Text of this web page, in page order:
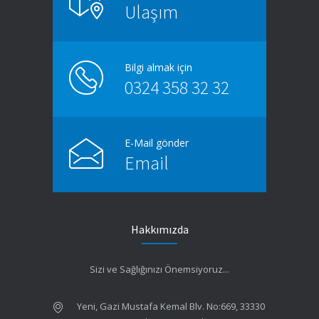
ATATÜRK’ün, aramızdan ayrılışının 85.
Yıldönümünde 21. yüzyılın büyük liderini anmak
10 KASIM 2023
14 Mart Tıp Bayramı Çelenk Törenine Katıldık
1 NİSAN COVID-19’da KAYBETTİĞİMİZ SAĞLIK
ÇALIŞANLARINI ANMA GÜNÜ
Önder Atatürk’ün huzuruna Çelenk koyma
14 NISAN 2023
Liman-İş Sendikası ile Sağlık Anlaşması İmzaladık
Ulaşım
Bilgi almak için
0324 358 32 32
E-Mail gönder
Email
Hakkımızda
Sizi ve Sağlığınızı Önemsiyoruz...
Yeni, Gazi Mustafa Kemal Blv. No:669, 33330